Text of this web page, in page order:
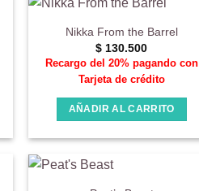
Nikka From the Barrel
$ 130.500
Recargo del 20% pagando con
Tarjeta de crédito
AÑADIR AL CARRITO